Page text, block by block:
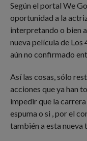
Según el portal We
oportunidad a la
interpretando o bien
nueva película de Los
aún no confirmado
Así las cosas, sólo
acciones que ya han
impedir que la
espuma o si , por el
también a esta nueva